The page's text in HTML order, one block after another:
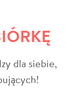
dla siebie,